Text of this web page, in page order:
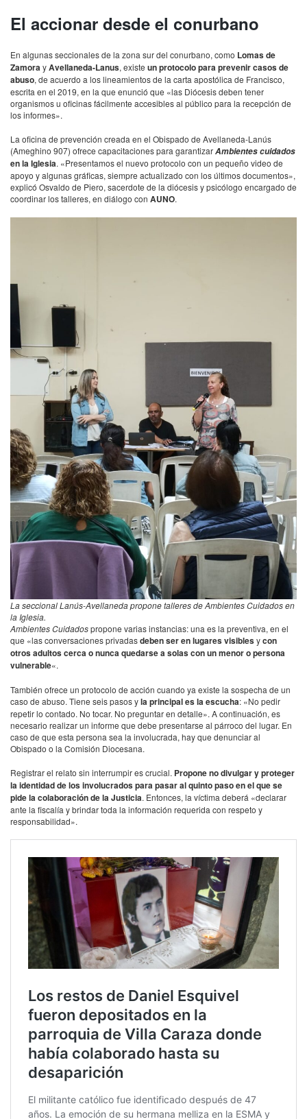
El accionar desde el conurbano
En algunas seccionales de la zona sur del conurbano, como Lomas de
ZamorayAvellaneda-Lanus, existe un protocolo para prevenir casos de
abuso, de acuerdo a los lineamientos de la carta apostólica de Francisco,
escrita en el 2019, en la que enunció que «las Diócesis deben tener
organismos u oficinas fácilmente accesibles al público para la recepción de
los informes».
La oficina de prevención creada en el Obispado de Avellaneda-Lanús
(Ameghino 907) ofrece capacitaciones para garantizarAmbientes cuidados
en la Iglesia. «Presentamos el nuevo protocolo con un pequeño video de
apoyo y algunas gráficas, siempre actualizado con los últimos documentos»,
explicó Osvaldo de Piero, sacerdote de la diócesis y psicólogo encargado de
coordinar los talleres, en diálogo con AUNO.
La seccional Lanús-Avellaneda propone talleres de Ambientes Cuidados en
la Iglesia.
Ambientes Cuidadospropone varias instancias: una es la preventiva, en el
que «las conversaciones privadasdeben ser en lugares visiblesycon
otros adultos cerca o nunca quedarse a solas con un menor o persona
vulnerable«.
También ofrece un protocolo de acción cuando ya existe la sospecha de un
caso de abuso. Tiene seis pasos yla principal es la escucha: «No pedir
repetir lo contado. No tocar. No preguntar en detalle». A continuación, es
necesario realizar un informe que debe presentarse al párroco del lugar. En
caso de que esta persona sea la involucrada, hay que denunciar al
Obispado o la Comisión Diocesana.
Registrar el relato sin interrumpir es crucial. Propone no divulgar y proteger
la identidad de los involucrados para pasar al quinto paso en el que se
pide la colaboración de la Justicia. Entonces, la víctima deberá «declarar
ante la fiscalía y brindar toda la información requerida con respeto y
responsabilidad».